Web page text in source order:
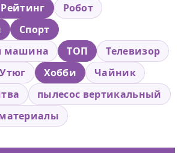
Рейтинг
Робот
Спорт
машина
ТОП
Телевизор
Утюг Хобби
Чайник
пылесос вертикальный